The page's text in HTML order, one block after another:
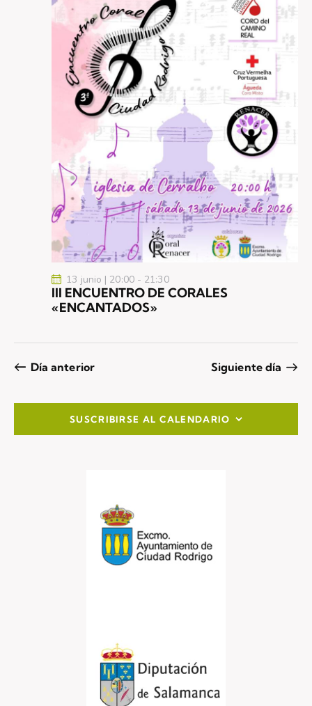
III ENCUENTRO DE CORALES
«ENCANTADOS»
13 junio | 20:00- 21:30
Día anterior Siguiente día
SUSCRIBIRSE AL CALENDARIO